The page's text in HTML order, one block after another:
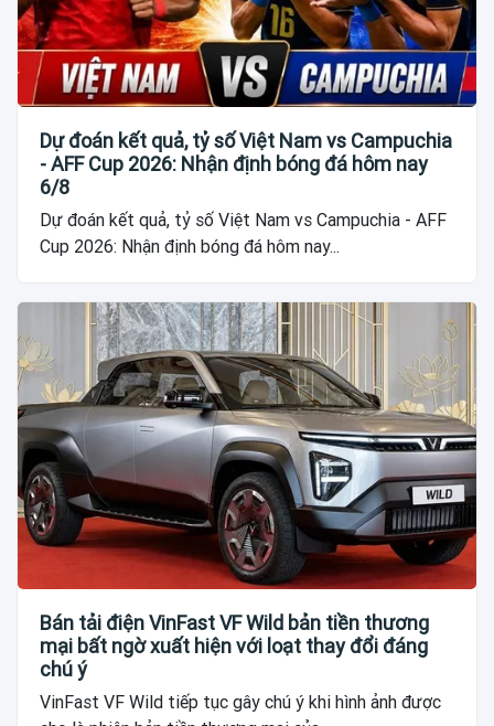
Dự đoán kết quả, tỷ số Việt Nam vs Campuchia
- AFF Cup 2026: Nhận định bóng đá hôm nay
6/8
Dự đoán kết quả, tỷ số Việt Nam vs Campuchia - AFF
Cup 2026: Nhận định bóng đá hôm nay...
Bán tải điện VinFast VF Wild bản tiền thương
mại bất ngờ xuất hiện với loạt thay đổi đáng
chú ý
VinFast VF Wild tiếp tục gây chú ý khi hình ảnh được